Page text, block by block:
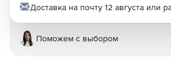
Доставка на почту 12 августа или
Поможем с выбором